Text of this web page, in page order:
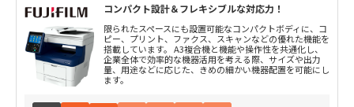
コンパクト設計＆フレキシブルな対応力！
限られたスペースにも設置可能なコンパクトボディに、コ
ピー、プリント、ファクス、スキャンなどの優れた機能を
搭載しています。 A3複合機と機能や操作性を共通化し、
企業全体で効率的な機器活用を考える際、サイズや出力
量、用途などに応じた、きめの細かい機器配置を可能にし
ます。